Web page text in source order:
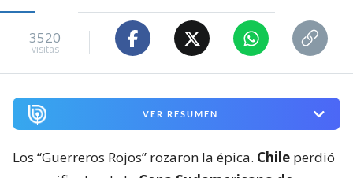
3520
visitas
VER RESUMEN
Los “Guerreros Rojos” rozaron la épica. Chile perdió